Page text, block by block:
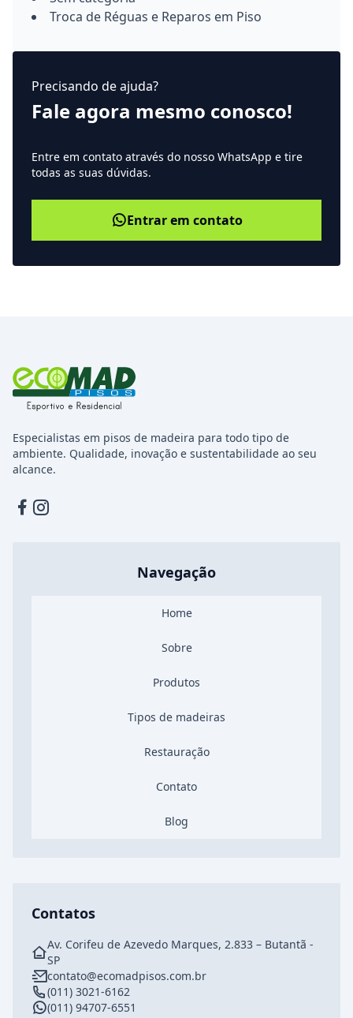
Troca de Réguas e Reparos em Piso
Precisando de ajuda?
Fale agora mesmo conosco!
Entre em contato através do nosso WhatsApp e tire
todas as suas dúvidas.
Entrar em contato
Especialistas em pisos de madeira para todo tipo de
ambiente. Qualidade, inovação e sustentabilidade ao seu
alcance.
Facebook
Navegação
Home
Sobre
Produtos
Tipos de madeiras
Restauração
Contato
Blog
Contatos
Av. Corifeu de Azevedo Marques, 2.833 – Butantã -
SP
contato@ecomadpisos.com.br
(011) 3021-6162
(011) 94707-6551